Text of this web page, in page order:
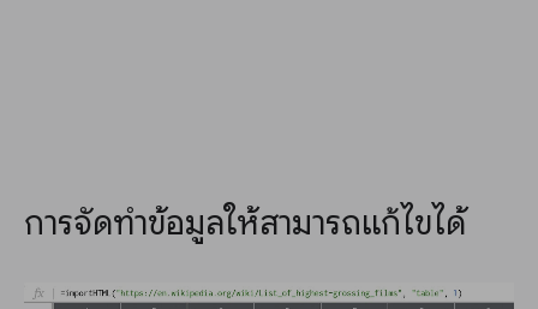
การจัดทำข้อมูลให้สามารถแก้ไขได้